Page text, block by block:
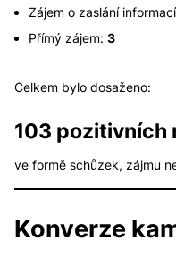
Zájem o zaslání
Přímý zájem: 3
Celkem bylo dosaženo:
103 pozitivních
ve formě schůzek, zájmu
Konverze